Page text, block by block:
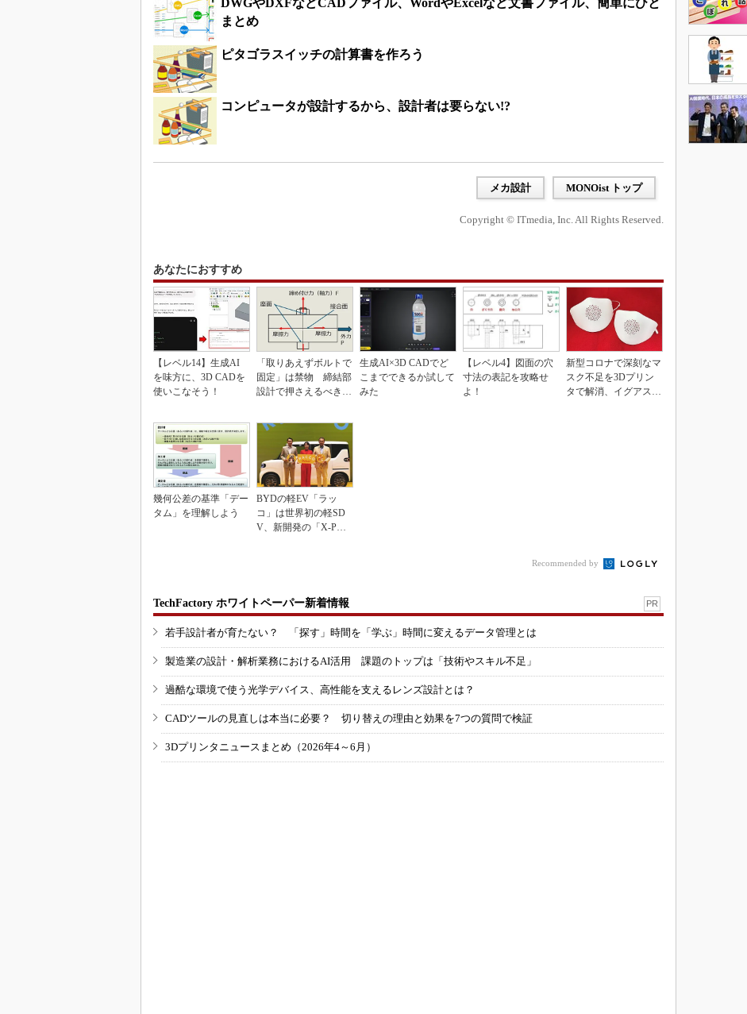
DWGやDXFなどCADファイル、WordやExcelなど文書ファイル、簡単にひと
まとめ
ピタゴラスイッチの計算書を作ろう
コンピュータが設計するから、設計者は要らない!?
メカ設計 MONOist トップ
Copyright © ITmedia, Inc. All Rights Reserved.
あなたにおすすめ
【レベル14】生成AI
を味方に、3D CADを
使いこなそう！
「取りあえずボルトで
固定」は禁物 締結部
設計で押さえるべき基
生成AI×3D CADでど
こまでできるか試して
みた
【レベル4】図面の穴
寸法の表記を攻略せ
よ！
新型コロナで深刻なマ
スク不足を3Dプリン
タで解消、イグアスが
幾何公差の基準「デー
タム」を理解しよう
BYDの軽EV「ラッ
コ」は世界初の軽SD
V、新開発の「X-PAC
Recommended by
TechFactory ホワイトペーパー新着情報 PR
若手設計者が育たない？ 「探す」時間を「学ぶ」時間に変えるデータ管理とは
製造業の設計・解析業務におけるAI活用 課題のトップは「技術やスキル不足」
過酷な環境で使う光学デバイス、高性能を支えるレンズ設計とは？
CADツールの見直しは本当に必要？ 切り替えの理由と効果を7つの質問で検証
3Dプリンタニュースまとめ（2026年4～6月）